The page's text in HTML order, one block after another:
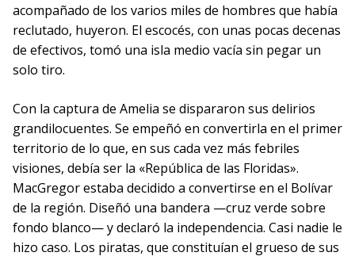
acompañado de los varios miles de hombres que había
reclutado, huyeron. El escocés, con unas pocas decenas
de efectivos, tomó una isla medio vacía sin pegar un
solo tiro.
Con la captura de Amelia se dispararon sus delirios
grandilocuentes. Se empeñó en convertirla en el primer
territorio de lo que, en sus cada vez más febriles
visiones, debía ser la «República de las Floridas».
MacGregor estaba decidido a convertirse en el Bolívar
de la región. Diseñó una bandera —cruz verde sobre
fondo blanco— y declaró la independencia. Casi nadie le
hizo caso. Los piratas, que constituían el grueso de sus